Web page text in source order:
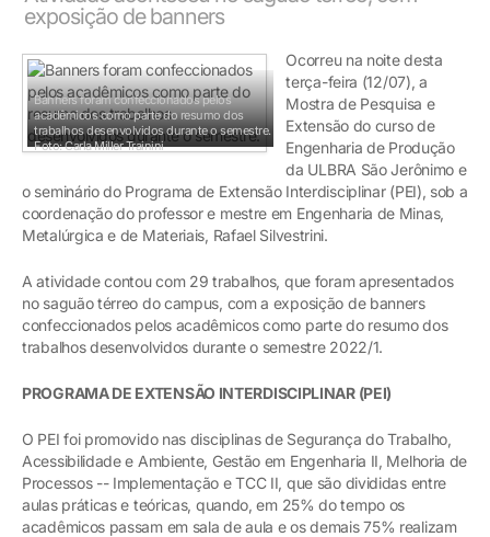
exposição de banners
Banners foram confeccionados pelos
acadêmicos como parte do resumo dos
trabalhos desenvolvidos durante o semestre.
Foto: Carla Miller Trainini
Ocorreu na noite desta
terça-feira (12/07), a
Mostra de Pesquisa e
Extensão do curso de
Engenharia de Produção
da ULBRA São Jerônimo e
o seminário do Programa de Extensão Interdisciplinar (PEI), sob a
coordenação do professor e mestre em Engenharia de Minas,
Metalúrgica e de Materiais, Rafael Silvestrini.
A atividade contou com 29 trabalhos, que foram apresentados
no saguão térreo do campus, com a exposição de banners
confeccionados pelos acadêmicos como parte do resumo dos
trabalhos desenvolvidos durante o semestre 2022/1.
PROGRAMA DE EXTENSÃO INTERDISCIPLINAR (PEI)
O PEI foi promovido nas disciplinas de Segurança do Trabalho,
Acessibilidade e Ambiente, Gestão em Engenharia II, Melhoria de
Processos -- Implementação e TCC II, que são divididas entre
aulas práticas e teóricas, quando, em 25% do tempo os
acadêmicos passam em sala de aula e os demais 75% realizam